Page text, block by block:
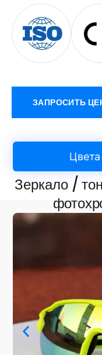
ЗАПРОСИТЬ
Зеркало /